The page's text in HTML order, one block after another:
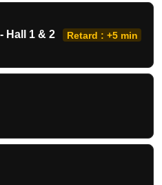
Hall 1 & 2
Retard : +5 min